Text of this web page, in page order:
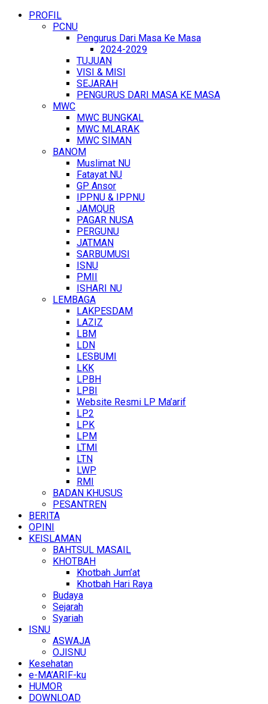
PROFIL
PCNU
Pengurus Dari Masa Ke Masa
2024-2029
TUJUAN
VISI & MISI
SEJARAH
PENGURUS DARI MASA KE MASA
MWC
MWC BUNGKAL
MWC MLARAK
MWC SIMAN
BANOM
Muslimat NU
Fatayat NU
GP Ansor
IPPNU & IPPNU
JAMQUR
PAGAR NUSA
PERGUNU
JATMAN
SARBUMUSI
ISNU
PMII
ISHARI NU
LEMBAGA
LAKPESDAM
LAZIZ
LBM
LDN
LESBUMI
LKK
LPBH
LPBI
Website Resmi LP Ma’arif
LP2
LPK
LPM
LTMI
LTN
LWP
RMI
BADAN KHUSUS
PESANTREN
BERITA
OPINI
KEISLAMAN
BAHTSUL MASAIL
KHOTBAH
Khotbah Jum’at
Khotbah Hari Raya
Budaya
Sejarah
Syariah
ISNU
ASWAJA
OJISNU
Kesehatan
e-MA’ARIF-ku
HUMOR
DOWNLOAD